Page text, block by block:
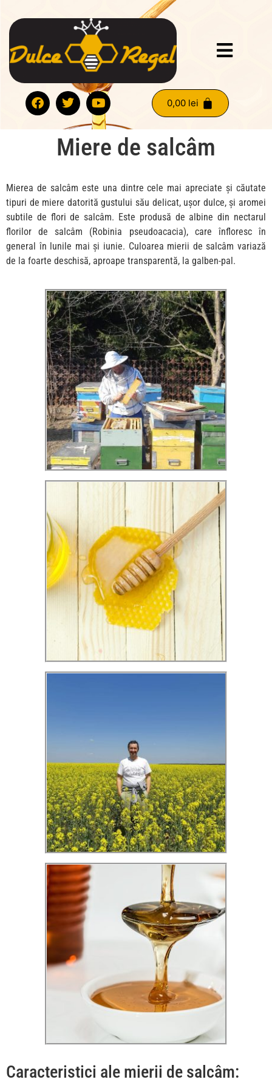
0,00 lei
Miere de salcâm
Mierea de salcâm este una dintre cele mai apreciate și căutate
tipuri de miere datorită gustului său delicat, ușor dulce, și aromei
subtile de flori de salcâm. Este produsă de albine din nectarul
florilor de salcâm (Robinia pseudoacacia), care înfloresc în
general în lunile mai și iunie. Culoarea mierii de salcâm variază
de la foarte deschisă, aproape transparentă, la galben-pal.
Caracteristici ale mierii de salcâm: